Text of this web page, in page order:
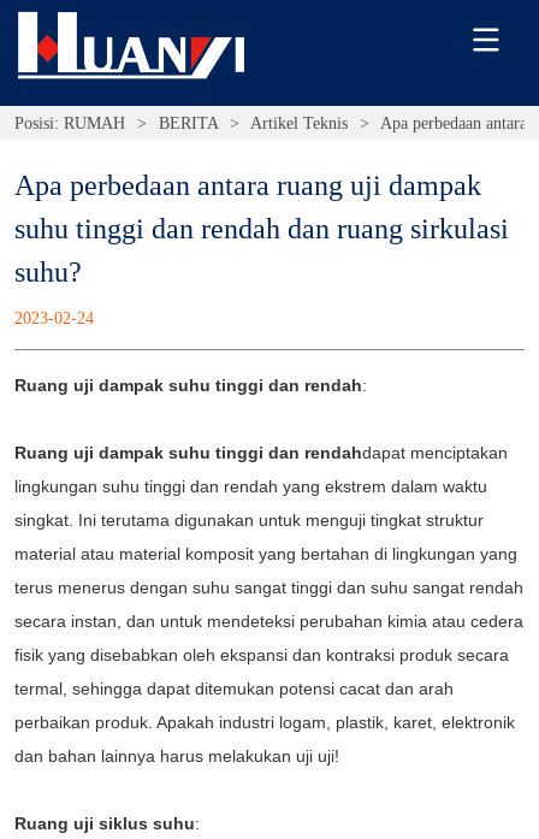
Posisi: RUMAH > BERITA > Artikel Teknis > Apa perbedaan antara
Apa perbedaan antara ruang uji dampak
suhu tinggi dan rendah dan ruang sirkulasi
suhu?
2023-02-24